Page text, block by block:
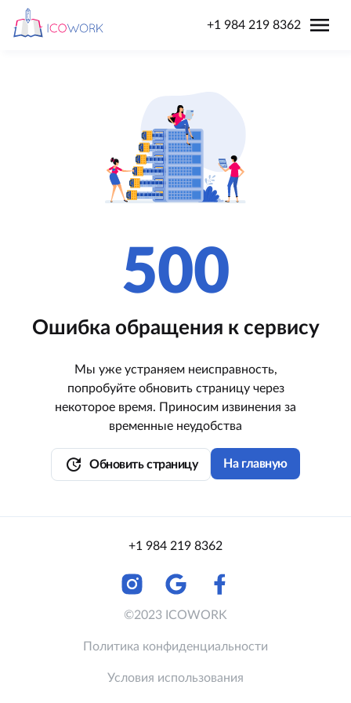
+1 984 219 8362 menu
500
Ошибка обращения к сервису
Мы уже устраняем неисправность,
попробуйте обновить страницу через
некоторое время. Приносим извинения за
временные неудобства
update Обновить страницу На главную
+1 984 219 8362
©2023 ICOWORK
Политика конфиденциальности
Условия использования